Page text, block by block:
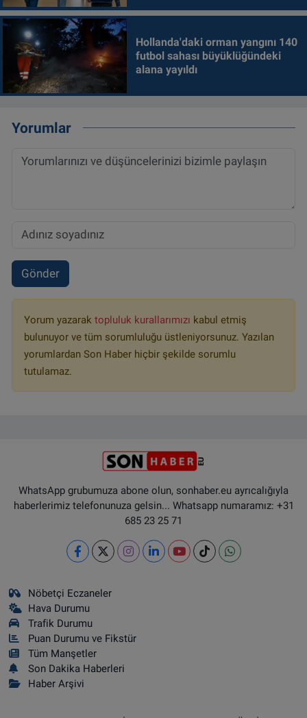
Hollanda'daki orman yangını 140
futbol sahası büyüklüğündeki
alana yayıldı
Yorumlar
Gönder
Yorum yazarak topluluk kurallarımızı kabul etmiş
bulunuyor ve tüm sorumluluğu üstleniyorsunuz. Yazılan
yorumlardan Son Haber hiçbir şekilde sorumlu
tutulamaz.
WhatsApp grubumuza abone olun, sonhaber.eu ayrıcalığıyla
haberlerimiz telefonunuza gelsin... Whatsapp numaramız: +31
685 23 25 71
Nöbetçi Eczaneler
Hava Durumu
Trafik Durumu
Puan Durumu ve Fikstür
Tüm Manşetler
Son Dakika Haberleri
Haber Arşivi